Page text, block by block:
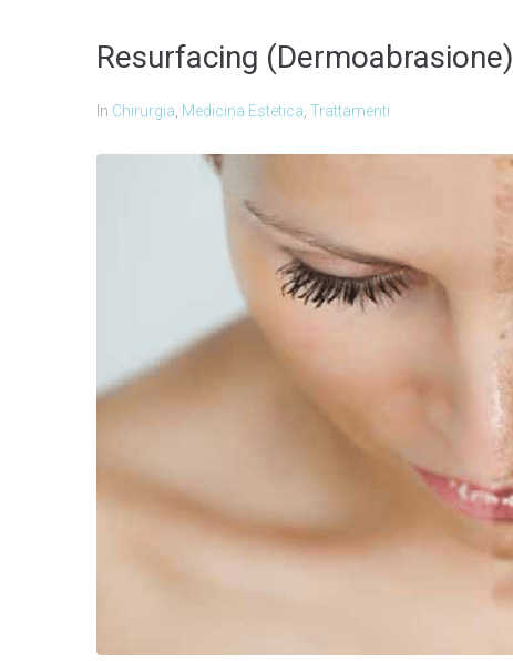
Resurfacing (Dermoabrasione)
In Chirurgia Medicina Estetica Trattamenti